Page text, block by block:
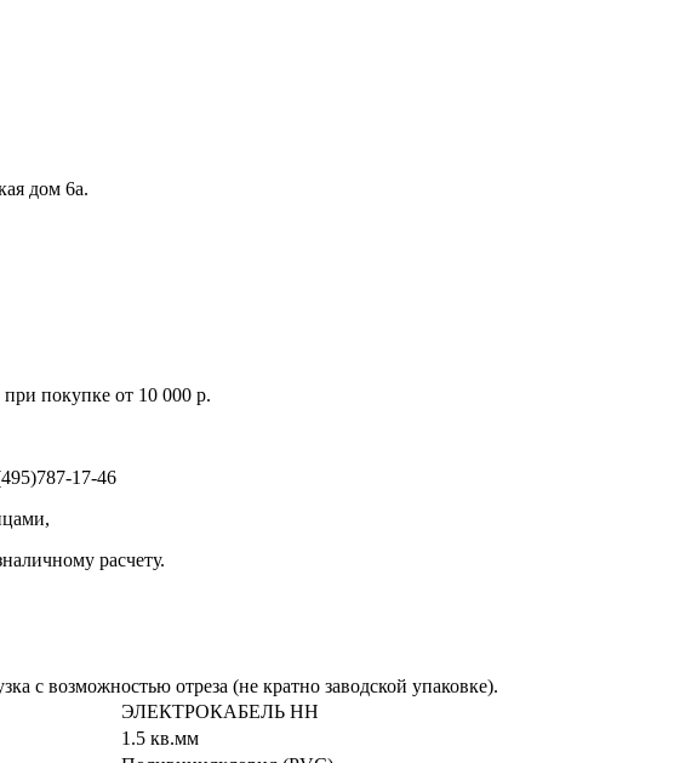
дом 6а.
покупке от 10 000 р.
17-46
расчету.
с возможностью отреза (не кратно заводской упаковке).
ЭЛЕКТРОКАБЕЛЬ НН
1.5 кв.мм